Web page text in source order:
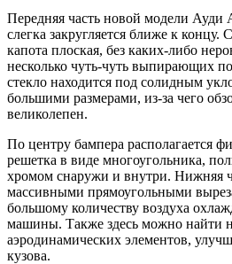
Передняя часть новой модели Ауди
слегка закругляется ближе к
капота плоская, без каких-либо
несколько чуть-чуть выпирающих
стекло находится под солидным
большими размерами, из-за чего
великолепен.
По центру бампера располагается
решетка в виде многоугольника,
хромом снаружи и внутри. Нижняя
массивными прямоугольными
большому количеству воздуха
машины. Также здесь можно найти
аэродинамических элементов,
кузова.